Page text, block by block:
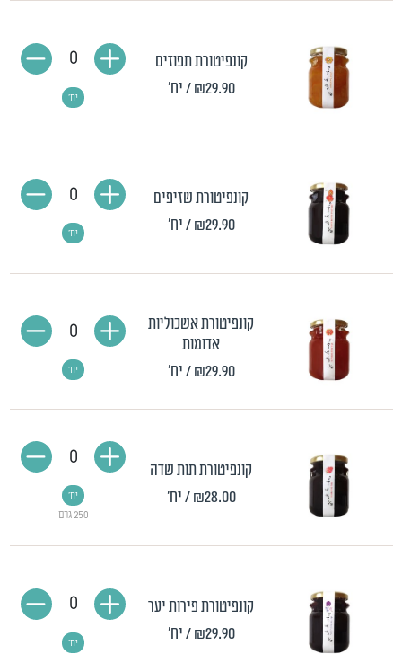
קונפיטורת תפוזים
₪29.90 / יח' יח'
0
קונפיטורת שזיפים
₪29.90 / יח' יח'
0
קונפיטורת אשכוליות
אדומות
₪29.90 / יח' יח'
0
קונפיטורת תות שדה
₪28.00 / יח'
250 גרם
יח'
0
קונפיטורת פירות יער
₪29.90 / יח' יח'
0